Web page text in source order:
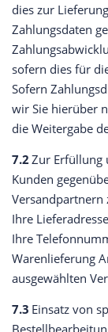
dies zur
Zahlungsdaten
sofern dies für
Sofern
wir Sie hierüber
die Weitergabe
7.2Zur Erfüllung
Kunden
Versandpartnern
Ihre
Ihre
Warenlieferung
ausgewählten
7.3 Einsatz von